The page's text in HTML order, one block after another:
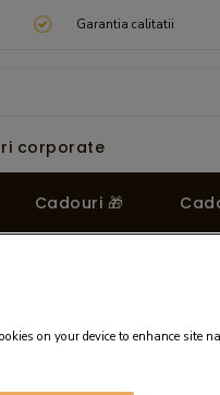
Garantia calitatii
corporate
Cadouri 🎁
on your device to enhance site